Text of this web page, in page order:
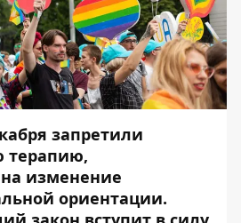
запретили
терапию,
изменение
ориентации.